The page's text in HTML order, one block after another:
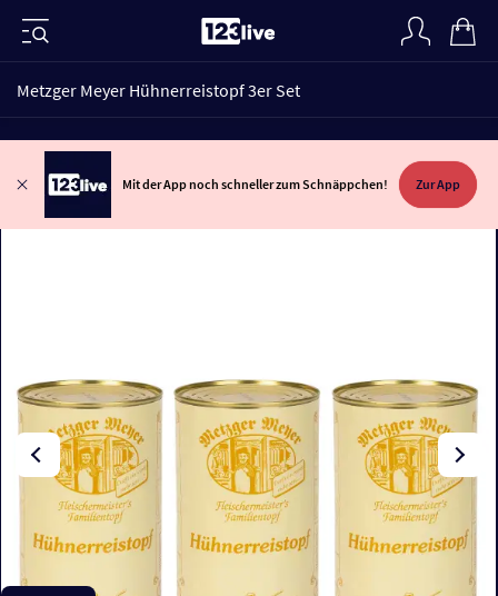
Metzger Meyer Hühnerreistopf 3er Set
Mit der App noch schneller zum Schnäppchen! Zur App